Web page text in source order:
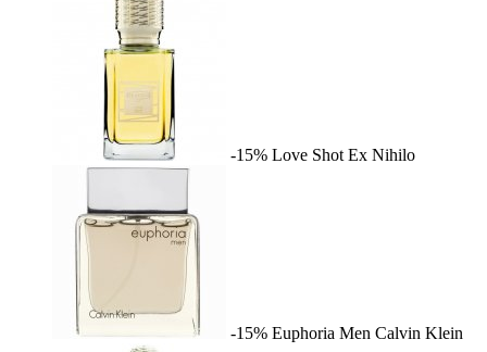
-15% Love Shot Ex Nihilo
-15% Euphoria Men Calvin Klein